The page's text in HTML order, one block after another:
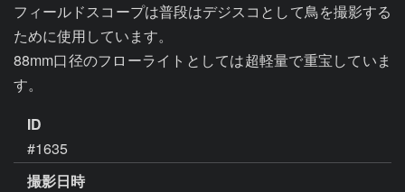
フィールドスコープは普段はデジスコとして鳥を撮影する
ために使用しています。
88mm口径のフローライトとしては超軽量で重宝していま
す。
ID
#1635
撮影日時